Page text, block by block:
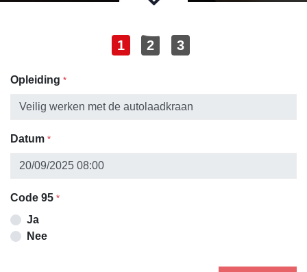
1 2 3
Opleiding *
Datum *
Code 95 *
Ja
Nee